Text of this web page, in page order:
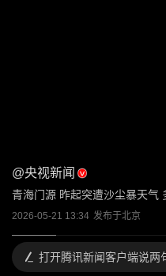
@央视新闻
青海门源 昨起突遭沙尘暴天气
2026-05-21 13:34 发布于北京
打开腾讯新闻客户端说两